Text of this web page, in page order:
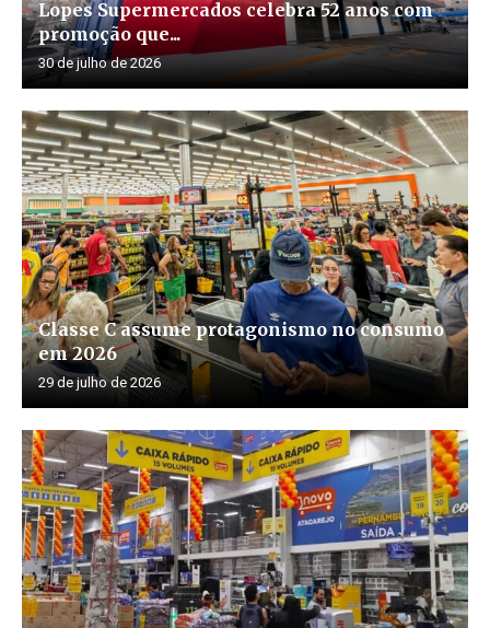
Lopes Supermercados celebra 52 anos com
promoção que...
30 de julho de 2026
Classe C assume protagonismo no consumo
em 2026
29 de julho de 2026